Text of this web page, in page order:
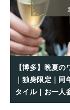
【博多】晩夏
｜独身限定｜
タイル｜お一人